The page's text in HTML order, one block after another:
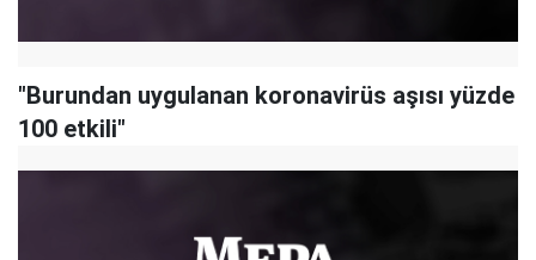
"Burundan uygulanan koronavirüs aşısı yüzde
100 etkili"